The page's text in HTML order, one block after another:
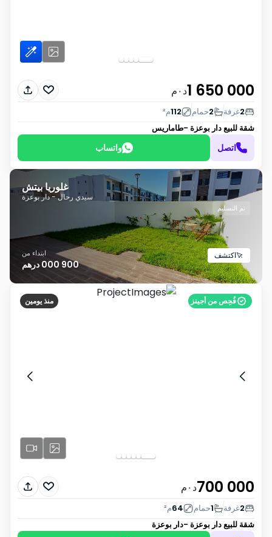
1 650 000د٠م
2غرفة 2حمام 112م²
شقة للبيعدار بوعزة -طاماريس
اتصل واتساب
غلوريا بيتش
سيدي رحال - دار بوعزة
تم التسليم
اكتشف ابتداء من
900 000 درهم
منذ يومين فُحِص من أجينز
700 000د٠م
2غرفة 1حمام 64م²
شقة للبيعدار بوعزة -دار بوعزة